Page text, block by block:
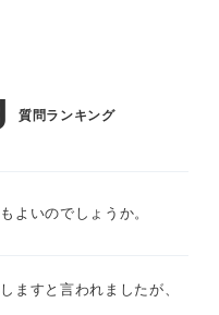
質問ランキング
よいのでしょうか。
ますと言われましたが、